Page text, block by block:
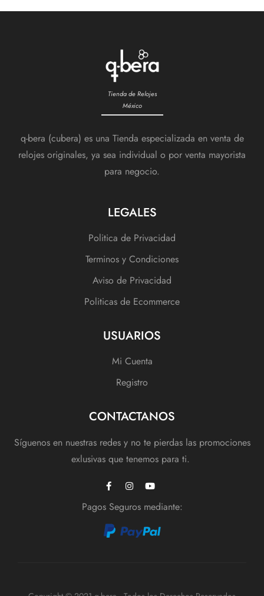
Tienda de Relojes
México
q-bera (cubera) es una Tienda especializada en venta de
relojes originales, ya sea individual o por venta mayorista
para negocio.
LEGALES
Politica de Privacidad
Terminos y Condiciones
Aviso de Privacidad
Politicas de Ecommerce
USUARIOS
Mi Cuenta
Registro
CONTACTANOS
Síguenos en nuestras redes y no te pierdas las promociones
exlusivas que tenemos para ti.
Pagos Seguros mediante: